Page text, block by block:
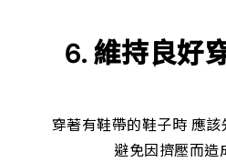
6. 維持良好
穿著有鞋帶的鞋子時 應
避免因擠壓而造